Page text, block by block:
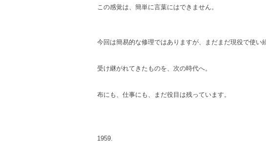
この感覚は、簡単に言葉にはできません。⁡
今回は簡易的な修理ではありますが、まだまだ現役で使い
受け継がれてきたものを、次の時代へ。
布にも、仕事にも、まだ役目は残っています。⁡⁡
⁡1959. ⁡